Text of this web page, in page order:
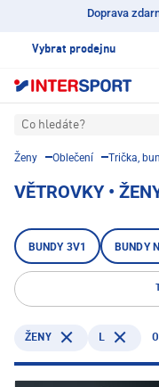
Doprava
Vybrat prodejnu
Co hledáte?
Ženy Oblečení Trička,
VĚTROVKY •
BUNDY 3V1 BUNDY
ŽENY L